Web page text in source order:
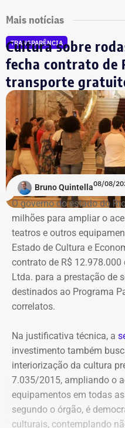
Mais notícias
TRANSPARÊNCIA
Cultura sobre
fecha contrato de
transporte
Bruno Quintella08/08/
O governo do estado do
milhões para ampliar o
teatros e outros
Estado de Cultura e
contrato de R$
Ltda. para a prestação de
destinados ao Programa
correlatos.
Na justificativa técnica, a
investimento também
interiorização da cultura
7.035/2015, ampliando o
equipamentos em todas
segundo o órgão, é
culturais, contemplando